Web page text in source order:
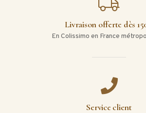
Livraison offerte dès
En Colissimo en France
Service client